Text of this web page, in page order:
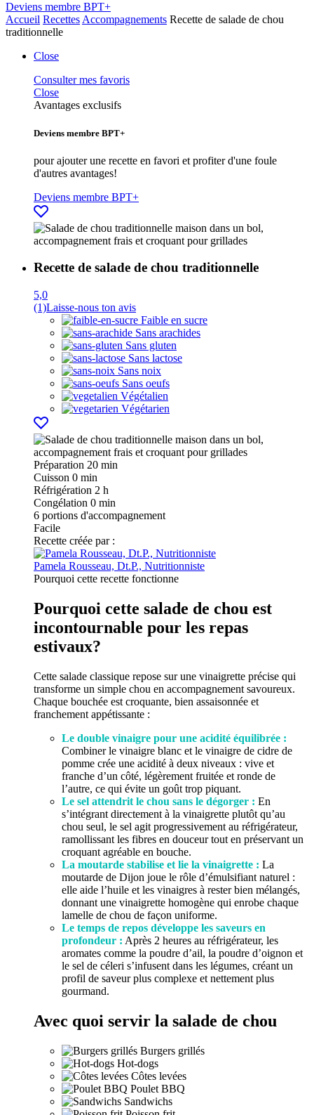
Deviens membre BPT+
Accueil Recettes Accompagnements Recette de salade de chou
traditionnelle
Close
Consulter mes favoris
Close
Avantages exclusifs
Deviens membre BPT+
pour ajouter une recette en favori et profiter d'une foule
d'autres avantages!
Deviens membre BPT+
Recette de salade de chou traditionnelle
5,0
(1)Laisse-nous ton avis
Faible en sucre
Sans arachides
Sans gluten
Sans lactose
Sans noix
Sans oeufs
Végétalien
Végétarien
Préparation 20 min
Cuisson 0 min
Réfrigération 2 h
Congélation 0 min
6 portions d'accompagnement
Facile
Recette créée par :
Pamela Rousseau, Dt.P., Nutritionniste
Pourquoi cette recette fonctionne
Pourquoi cette salade de chou est
incontournable pour les repas
estivaux?
Cette salade classique repose sur une vinaigrette précise qui
transforme un simple chou en accompagnement savoureux.
Chaque bouchée est croquante, bien assaisonnée et
franchement appétissante :
Le double vinaigre pour une acidité équilibrée :
Combiner le vinaigre blanc et le vinaigre de cidre de
pomme crée une acidité à deux niveaux : vive et
franche d’un côté, légèrement fruitée et ronde de
l’autre, ce qui évite un goût trop piquant.
Le sel attendrit le chou sans le dégorger : En
s’intégrant directement à la vinaigrette plutôt qu’au
chou seul, le sel agit progressivement au réfrigérateur,
ramollissant les fibres en douceur tout en préservant un
croquant agréable en bouche.
La moutarde stabilise et lie la vinaigrette : La
moutarde de Dijon joue le rôle d’émulsifiant naturel :
elle aide l’huile et les vinaigres à rester bien mélangés,
donnant une vinaigrette homogène qui enrobe chaque
lamelle de chou de façon uniforme.
Le temps de repos développe les saveurs en
profondeur : Après 2 heures au réfrigérateur, les
aromates comme la poudre d’ail, la poudre d’oignon et
le sel de céleri s’infusent dans les légumes, créant un
profil de saveur plus complexe et nettement plus
gourmand.
Avec quoi servir la salade de chou
Burgers grillés
Hot-dogs
Côtes levées
Poulet BBQ
Sandwichs